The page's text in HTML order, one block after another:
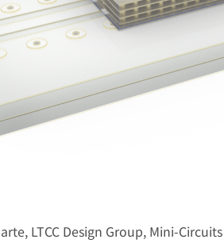
LTCC Design Group, Mini-Circuits